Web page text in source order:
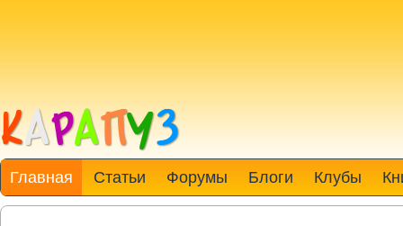
Главная Статьи Форумы Блоги Клубы